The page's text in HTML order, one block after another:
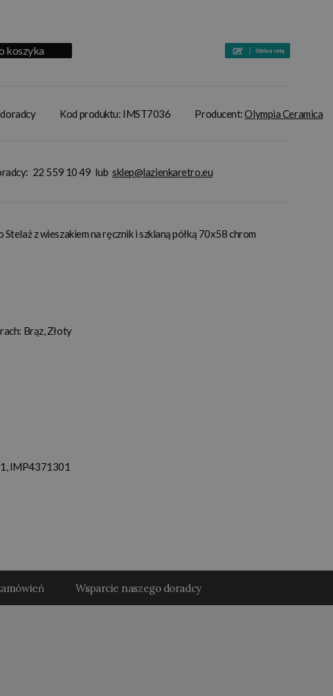
koszyka
Kod produktu: IMST7036 Producent:Olympia Ceramica
22 559 10 49 lub sklep@lazienkaretro.eu
z wieszakiem na ręcznik i szklaną półką 70x58 chrom
Brąz, Złoty
IMP4371301
Wsparcie naszego doradcy